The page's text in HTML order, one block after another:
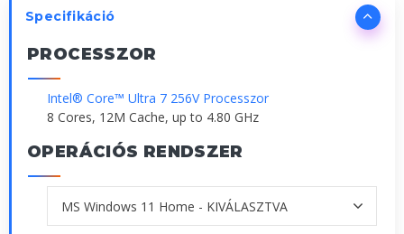
Specifikáció
PROCESSZOR
Intel® Core™ Ultra 7 256V Processzor
8 Cores, 12M Cache, up to 4.80 GHz
OPERÁCIÓS RENDSZER